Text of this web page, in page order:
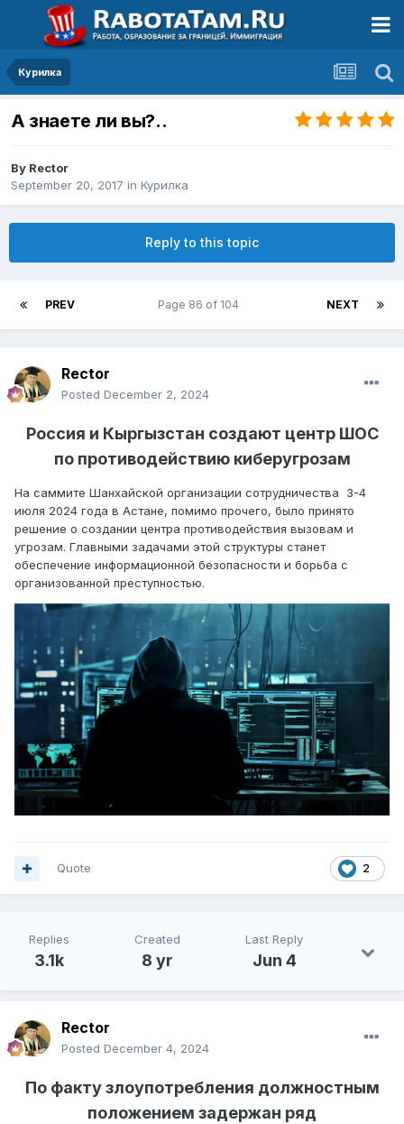
Курилка
А знаете ли вы?..
By Rector
September 20, 2017 in Курилка
Reply to this topic
PREV NEXT
Page 86 of 104
Rector
Posted December 2, 2024
Россия и Кыргызстан создают центр ШОС
по противодействию киберугрозам
На саммите Шанхайской организации сотрудничества 3-4
июля 2024 года в Астане, помимо прочего, было принято
решение о создании центра противодействия вызовам и
угрозам. Главными задачами этой структуры станет
обеспечение информационной безопасности и борьба с
организованной преступностью.
2
Quote
Replies
3.1k
Created
8 yr
Last Reply
Jun 4
Rector
Posted December 4, 2024
По факту злоупотребления должностным
положением задержан ряд